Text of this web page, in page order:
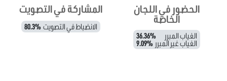
الحضور في اللجان
الخاصة
الغياب المبرر 36.36%
الغياب غير المبرر 9.09%
المشاركة في التصويت
الانضباط في التصويت 80.3%